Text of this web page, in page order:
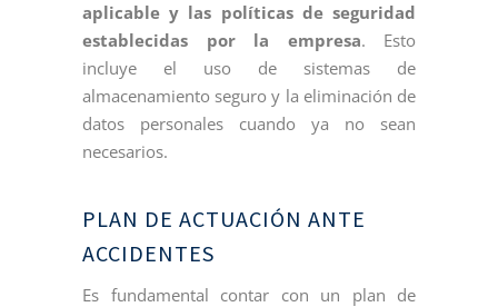
aplicable y las políticas de seguridad
establecidas por la empresa. Esto
incluye el uso de sistemas de
almacenamiento seguro y la eliminación de
datos personales cuando ya no sean
necesarios.
PLAN DE ACTUACIÓN ANTE
ACCIDENTES
Es fundamental contar con un plan de